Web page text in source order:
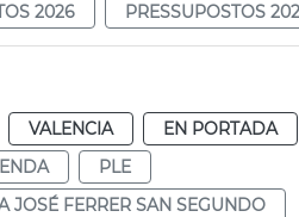
2026 PRESSUPOSTOS
VALENCIA
EN PORTADA
PLE
JOSÉ FERRER SAN SEGUNDO